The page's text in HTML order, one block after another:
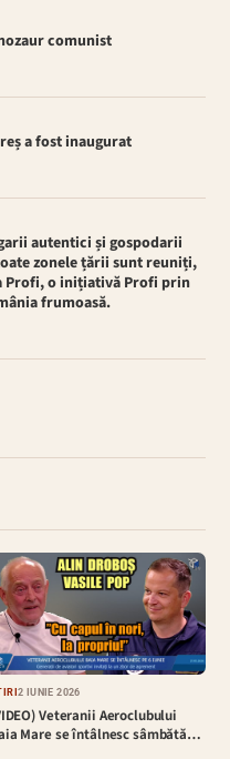
comunist
a fost inaugurat
autentici și gospodarii
zonele țării sunt reuniți,
Profi, o inițiativă Profi prin
frumoasă.
2 IUNIE 2026
Veteranii Aeroclubului
Mare se întâlnesc sâmbătă…